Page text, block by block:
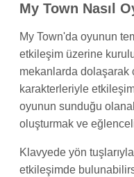
My Town Nasıl
My Town'da oyunun
etkileşim üzerine
mekanlarda dolaşarak
karakterleriyle
oyunun sunduğu
oluşturmak ve
Klavyede yön
etkileşimde